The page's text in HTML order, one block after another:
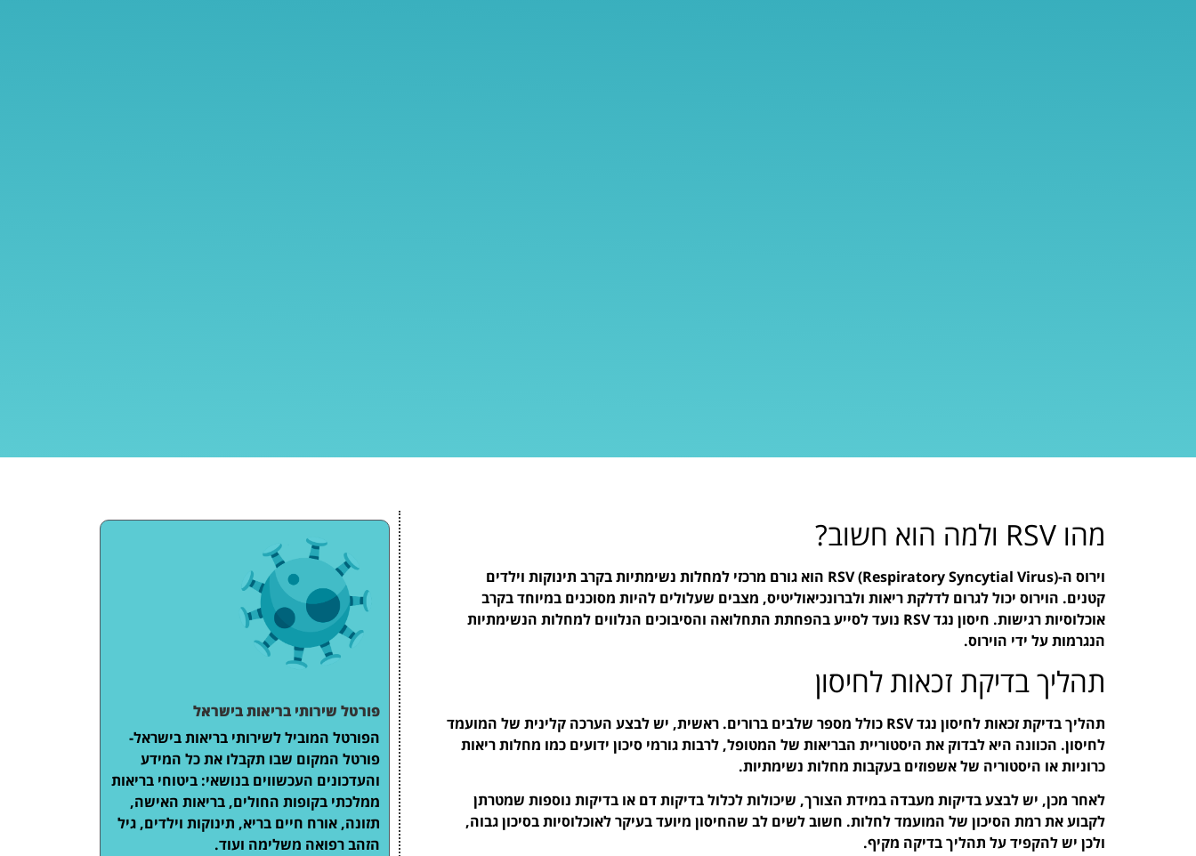
מהו RSV ולמה הוא חשוב?
וירוס ה-RSV (Respiratory Syncytial Virus) הוא גורם מרכזי למחלות נשימתיות בקרב תינוקות וילדים
קטנים. הוירוס יכול לגרום לדלקת ריאות ולברונכיאוליטיס, מצבים שעלולים להיות מסוכנים במיוחד בקרב
אוכלוסיות רגישות. חיסון נגד RSV נועד לסייע בהפחתת התחלואה והסיבוכים הנלווים למחלות הנשימתיות
הנגרמות על ידי הוירוס.
תהליך בדיקת זכאות לחיסון
תהליך בדיקת זכאות לחיסון נגד RSV כולל מספר שלבים ברורים. ראשית, יש לבצע הערכה קלינית של המועמד
לחיסון. הכוונה היא לבדוק את היסטוריית הבריאות של המטופל, לרבות גורמי סיכון ידועים כמו מחלות ריאות
כרוניות או היסטוריה של אשפוזים בעקבות מחלות נשימתיות.
לאחר מכן, יש לבצע בדיקות מעבדה במידת הצורך, שיכולות לכלול בדיקות דם או בדיקות נוספות שמטרתן
לקבוע את רמת הסיכון של המועמד לחלות. חשוב לשים לב שהחיסון מיועד בעיקר לאוכלוסיות בסיכון גבוה,
ולכן יש להקפיד על תהליך בדיקה מקיף.
פורטל שירותי בריאות בישראל
הפורטל המוביל לשירותי בריאות בישראל-
פורטל המקום שבו תקבלו את כל המידע
והעדכונים העכשווים בנושאי: ביטוחי בריאות
ממלכתי בקופות החולים, בריאות האישה,
תזונה, אורח חיים בריא, תינוקות וילדים, גיל
הזהב רפואה משלימה ועוד.